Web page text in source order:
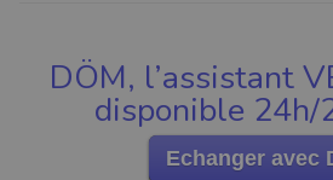
DÖM, l’assistant
disponible 24h/
Echanger avec